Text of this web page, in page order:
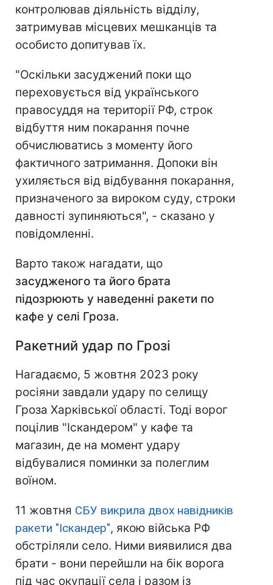
контролював діяльність відділу,
затримував місцевих мешканців та
особисто допитував їх.
"Оскільки засуджений поки що
переховується від українського
правосуддя на території РФ, строк
відбуття ним покарання почне
обчислюватись з моменту його
фактичного затримання. Допоки він
ухиляється від відбування покарання,
призначеного за вироком суду, строки
давності зупиняються", - сказано у
повідомленні.
Варто також нагадати, що
засудженого та його брата
підозрюють у наведенні ракети по
кафе у селі Гроза.
Ракетний удар по Грозі
Нагадаємо, 5 жовтня 2023 року
росіяни завдали удару по селищу
Гроза Харківської області. Тоді ворог
поцілив "Іскандером" у кафе та
магазин, де на момент удару
відбувалися поминки за полеглим
воїном.
11 жовтня СБУ викрила двох навідників
ракети "Іскандер", якою війська РФ
обстріляли село. Ними виявилися два
брати - вони перейшли на бік ворога
під час окупації села і разом із